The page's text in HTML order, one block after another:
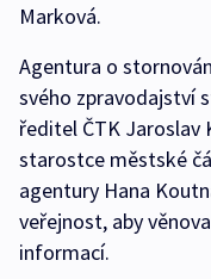
Marková.
Agentura o
svého zpravodajství
ředitel ČTK Jaroslav
starostce městské
agentury Hana
veřejnost, aby
informací.